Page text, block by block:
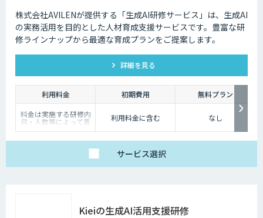
株式会社AVILENが提供する「生成AI研修サービス」は、生成AI
の実務活用を目的とした人材育成支援サービスです。豊富な研
修ラインナップから最適な育成プランをご提案します。
詳細を見る
利用料金 初期費用
無料プラン
料金は実施する研修内
容・人数等によって異
なります。まずはお気
利用料金に含む なし
サービス選択
Kieiの生成AI活用支援研修